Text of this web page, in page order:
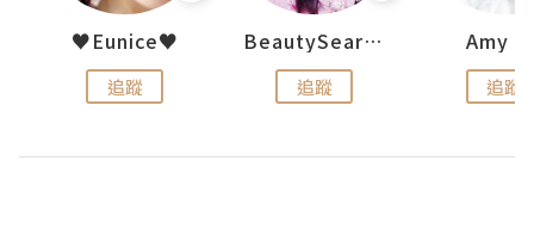
♥Eunice♥
追蹤
BeautySearch
追蹤
Amy
追蹤